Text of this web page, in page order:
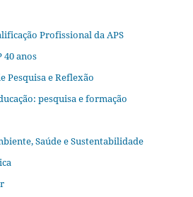
Profissional da APS
40 anos
Pesquisa e Reflexão
pesquisa e formação
Saúde e Sustentabilidade